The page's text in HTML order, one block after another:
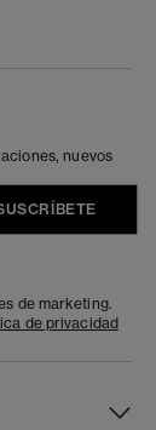
nuevos
de marketing.
de privacidad